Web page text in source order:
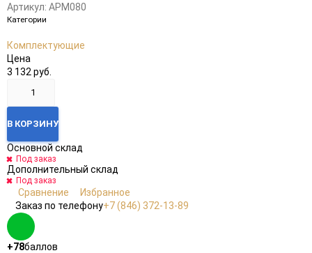
Артикул: АРМ080
Категории
Комплектующие
Цена
3 132 руб.
В КОРЗИНУ
Основной склад
Под заказ
Дополнительный склад
Под заказ
Сравнение
Избранное
Заказ по телефону+7 (846) 372-13-89
+78баллов